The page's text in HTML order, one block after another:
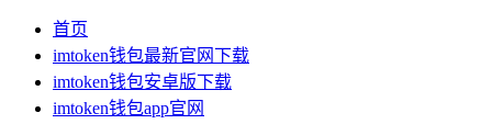
首页
imtoken钱包最新官网下载
imtoken钱包安卓版下载
imtoken钱包app官网